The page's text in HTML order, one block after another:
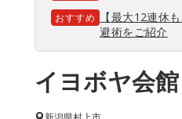
おすすめ
【最大12連休
避術をご紹介
イヨボヤ会館